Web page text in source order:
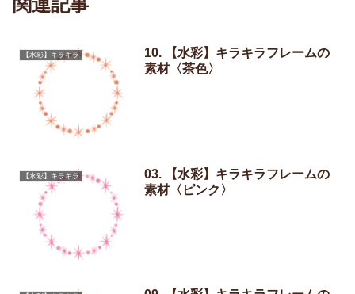
関連記事
【水彩】キラキラ
10. 【水彩】キラキラフレームの
素材〈茶色〉
【水彩】キラキラ
03. 【水彩】キラキラフレームの
素材〈ピンク〉